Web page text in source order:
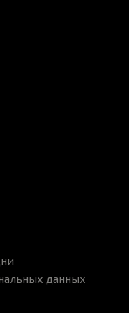
данных